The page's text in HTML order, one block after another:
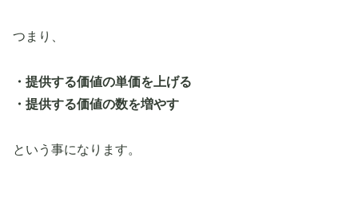
つまり、
・提供する価値の単価を上げる
・提供する価値の数を増やす
という事になります。